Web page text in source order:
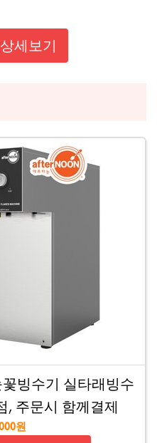
세보기
빙수기 실타래빙수
, 주문시 함께결제
원